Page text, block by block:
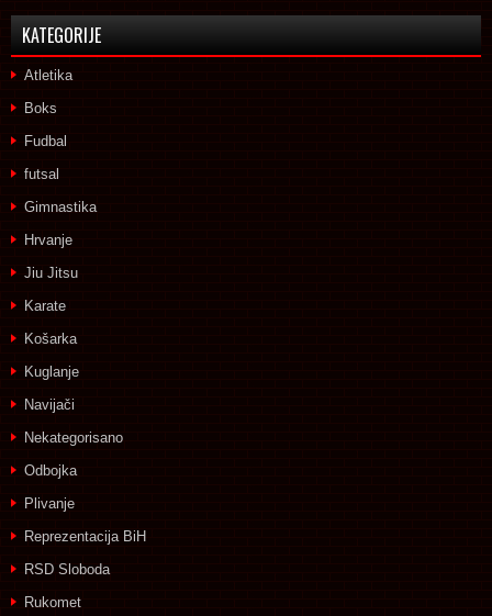
KATEGORIJE
Atletika
Boks
Fudbal
futsal
Gimnastika
Hrvanje
Jiu Jitsu
Karate
Košarka
Kuglanje
Navijači
Nekategorisano
Odbojka
Plivanje
Reprezentacija BiH
RSD Sloboda
Rukomet